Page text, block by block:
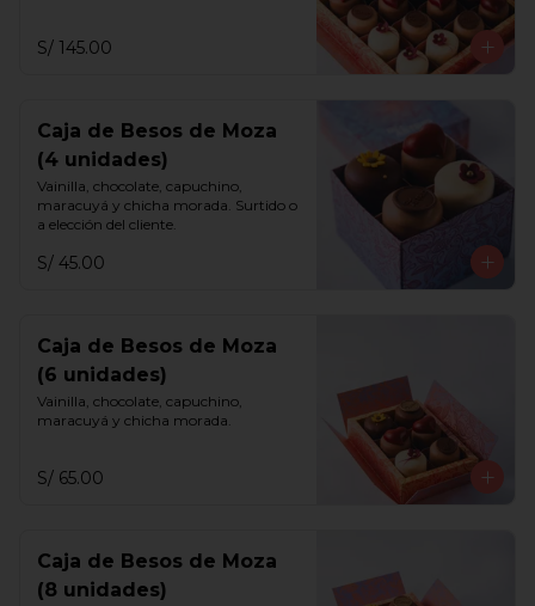
S/ 145.00
Caja de Besos de Moza
(4 unidades)
Vainilla, chocolate, capuchino,
maracuyá y chicha morada. Surtido o
a elección del cliente.
S/ 45.00
Caja de Besos de Moza
(6 unidades)
Vainilla, chocolate, capuchino,
maracuyá y chicha morada.
S/ 65.00
Caja de Besos de Moza
(8 unidades)